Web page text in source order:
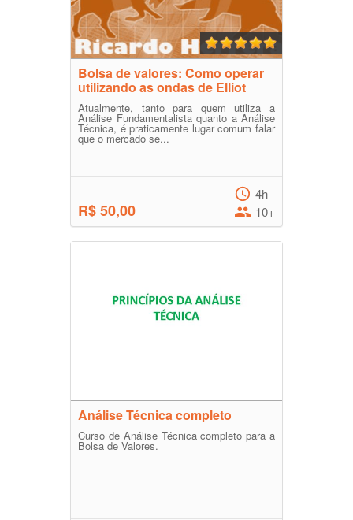
Bolsa de valores: Como operar
utilizando as ondas de Elliot
Atualmente, tanto para quem utiliza a
Análise Fundamentalista quanto a Análise
Técnica, é praticamente lugar comum falar
que o mercado se...
R$ 50,00
4h
10+
Análise Técnica completo
Curso de Análise Técnica completo para a
Bolsa de Valores.